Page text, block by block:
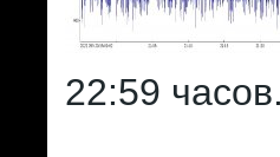
22:59 часов.